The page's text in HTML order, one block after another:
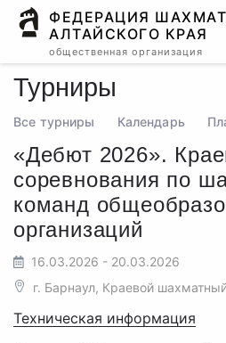
ФЕДЕРАЦИЯ ШАХМАТ
АЛТАЙСКОГО КРАЯ
общественная организация
Турниры
Все турниры Календарь
«Дебют 2026».
соревнования по
команд
организаций
16.03.2026 - 20.03.2026
г. Барнаул, Краевой
Техническая информация